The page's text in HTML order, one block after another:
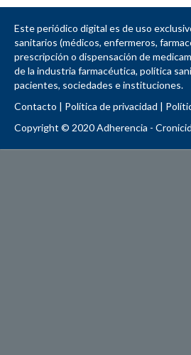
Este periódico digital es de uso
sanitarios (médicos, enfermeros,
prescripción o dispensación de
de la industria farmacéutica, política
pacientes, sociedades e instituciones.
Contacto | Política de privacidad |
Copyright © 2020 Adherencia -